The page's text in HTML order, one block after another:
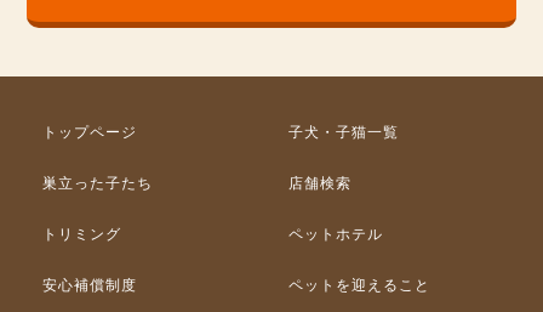
トップページ 子犬・子猫一覧
巣立った子たち 店舗検索
トリミング ペットホテル
安心補償制度 ペットを迎えること